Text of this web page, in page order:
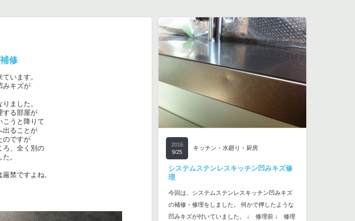
修
います。
みキズが
ました。
する部屋が
こうと降りて
出ることが
のですが
ろ、全く別の
。
禁ですよね。
2016
9/25
キッチン・水廻り・厨房
システムステンレスキッチン凹みキズ修
理
今回は、システムステンレスキッチン凹みキズ
の補修・修理をしました。 何かで押したような
凹みキズが付いていました。 ↓ 修理前 ↓ 修理